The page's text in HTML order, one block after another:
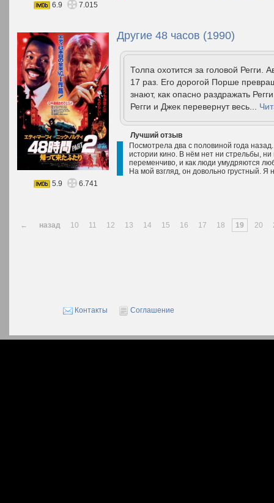
6.9
7.015
Другие 48 часов (1990)
Толпа охотится за головой Регги.
17 раз. Его дорогой Порше
знают, как опасно раздражать
Регги и Джек перевернут весь...
Лучший отзыв
Посмотрела два с половиной года
истории кино. В нём нет ни стрельбы,
переменчиво, и как люди умудряются
На мой взгляд, он довольно грустный.
5.9
6.741
← назад 10 11 12 13 14 15 16 17 18 19 20
Контакты Соглашение